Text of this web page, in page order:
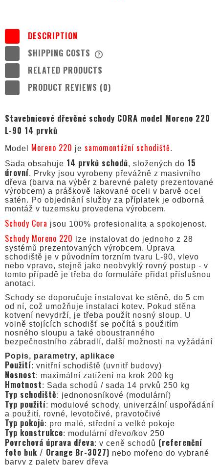
DESCRIPTION
SHIPPING COSTS
RELATED PRODUCTS
PRODUCT REVIEWS (0)
Stavebnicové dřevěné schody CORA model Moreno 220
L-90 14 prvků
Model Moreno 220 je samomontážní schodiště.
Sada obsahuje 14 prvků schodů, složených do 15
úrovní. Prvky jsou vyrobeny převážně z masivního
dřeva (barva na výběr z barevné palety prezentované
výrobcem) a práškově lakované oceli v barvě ocel
satén. Po objednání služby za příplatek je odborná
montáž v tuzemsku provedena výrobcem.
Schody Cora jsou 100% profesionalita a spokojenost.
Schody Moreno 220
lze instalovat do jednoho z 28
systémů prezentovaných výrobcem. Úprava
schodiště je v původním torzním tvaru L-90, vlevo
nebo vpravo, stejně jako neobvyklý rovný postup - v
tomto případě je třeba do formuláře přidat příslušnou
anotaci.
Schody se doporučuje instalovat ke stěně, do 5 cm
od ní, což umožňuje instalaci kotev. Pokud stěna
kotvení nevydrží, je třeba použít nosný sloup. U
volně stojících schodišť se počítá s použitím
nosného sloupu a také oboustranného
bezpečnostního zábradlí, další možnosti na vyžádání
Popis, parametry, aplikace
Použití: vnitřní schodiště (uvnitř budovy)
Nosnost: maximální zatížení na krok 200 kg
Hmotnost: Sada schodů / sada 14 prvků 250 kg
Typ schodiště: jednonosníkové (modulární)
Typ použití: modulové schody, univerzální uspořádání
a použití, rovné, levotočivé, pravotočivé
Typ pokojů: pro malé, střední a velké pokoje
Typ konstrukce: modulární dřevo/kov 250
Povrchová úprava dřeva: v ceně schodů (referenční
foto buk / Orange Br-3027) nebo mořeno do vybrané
barvy z palety barev dřeva